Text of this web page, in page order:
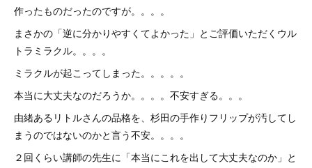
作ったものだったのですが。。。。
まさかの「逆に分かりやすくてよかった」とご評価いただくウル
トラミラクル。。。。
ミラクルが起こってしまった。。。。。
本当に大丈夫なのだろうか。。。。不安すぎる。。。
由緒あるリトルさんの品格を、杉田の手作りフリップが汚してし
まうのではないのかと言う不安。。。。
２回くらい講師の先生に「本当にこれを出して大丈夫なのか」と